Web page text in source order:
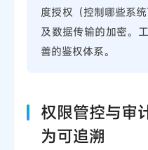
度授权（控制哪些系
及数据传输的加密。
善的鉴权体系。
权限管控与审
为可追溯